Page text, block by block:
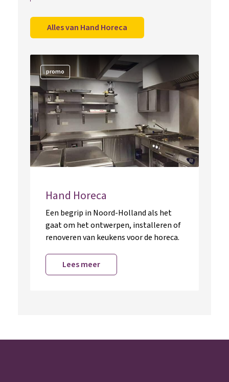
Alles van Hand Horeca
promo
Hand Horeca
Een begrip in Noord-Holland als het
gaat om het ontwerpen, installeren of
renoveren van keukens voor de horeca.
Lees meer